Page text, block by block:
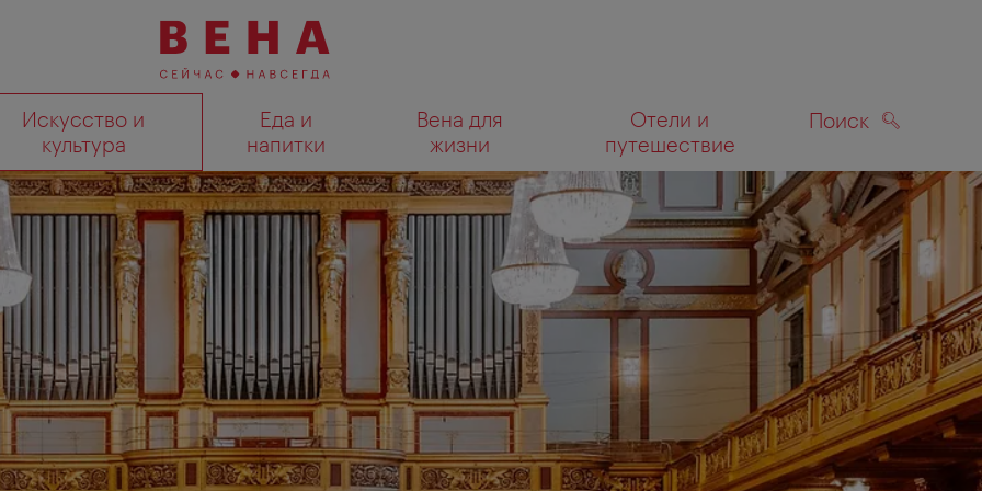
Искусство и
культура
Еда и
напитки
Вена для
жизни
Отели и
путешествие
Поиск
Показать результаты поиска на карте ПОИСК